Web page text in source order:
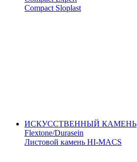
Compact Sloplast
ИСКУССТВЕННЫЙ КАМЕНЬ
Flextone/Durasein
Листовой камень HI-MACS